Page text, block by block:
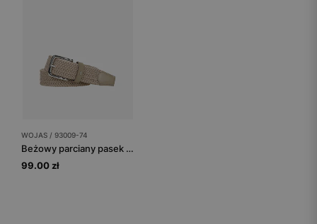
WOJAS / 93009-74
Beżowy parciany pasek męski ze srebrną klamrą
99.00 zł